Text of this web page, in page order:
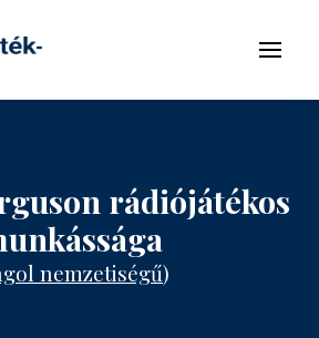
Menü
rádiójátékos
nemzetiségű)